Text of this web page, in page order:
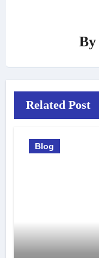
By
Related Post
Blog